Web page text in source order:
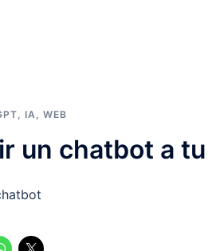
, IA, WEB
un chatbot a